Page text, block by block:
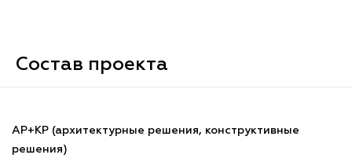
Состав проекта
АР+КР (архитектурные решения, конструктивные
решения)